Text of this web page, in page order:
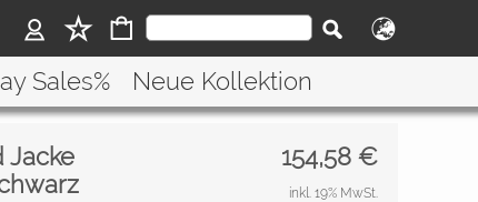
Sales% Neue Kollektion
154,58 €
Jacke
inkl. 19% MwSt.